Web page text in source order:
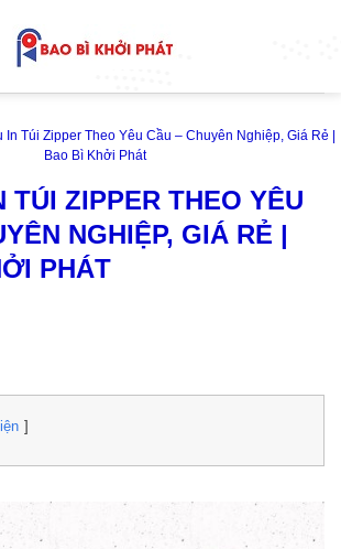
In Túi Zipper Theo Yêu Cầu – Chuyên Nghiệp, Giá Rẻ |
Bao Bì Khởi Phát
TÚI ZIPPER THEO YÊU
NGHIỆP, GIÁ RẺ |
PHÁT